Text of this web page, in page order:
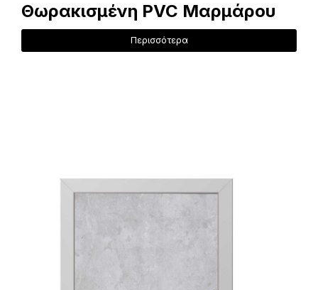
Θωρακισμένη PVC Μαρμάρου
Περισσότερα